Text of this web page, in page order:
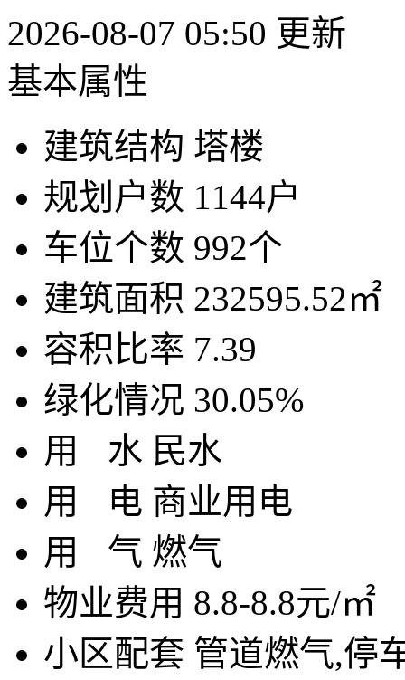
2026-08-07 05:50 更新
基本属性
建筑结构 塔楼
规划户数 1144户
车位个数 992个
建筑面积 232595.52㎡
容积比率 7.39
绿化情况 30.05%
用 水 民水
用
电 商业用电
用 气 燃气
物业费用 8.8-8.8元/㎡
小区配套 管道燃气,停